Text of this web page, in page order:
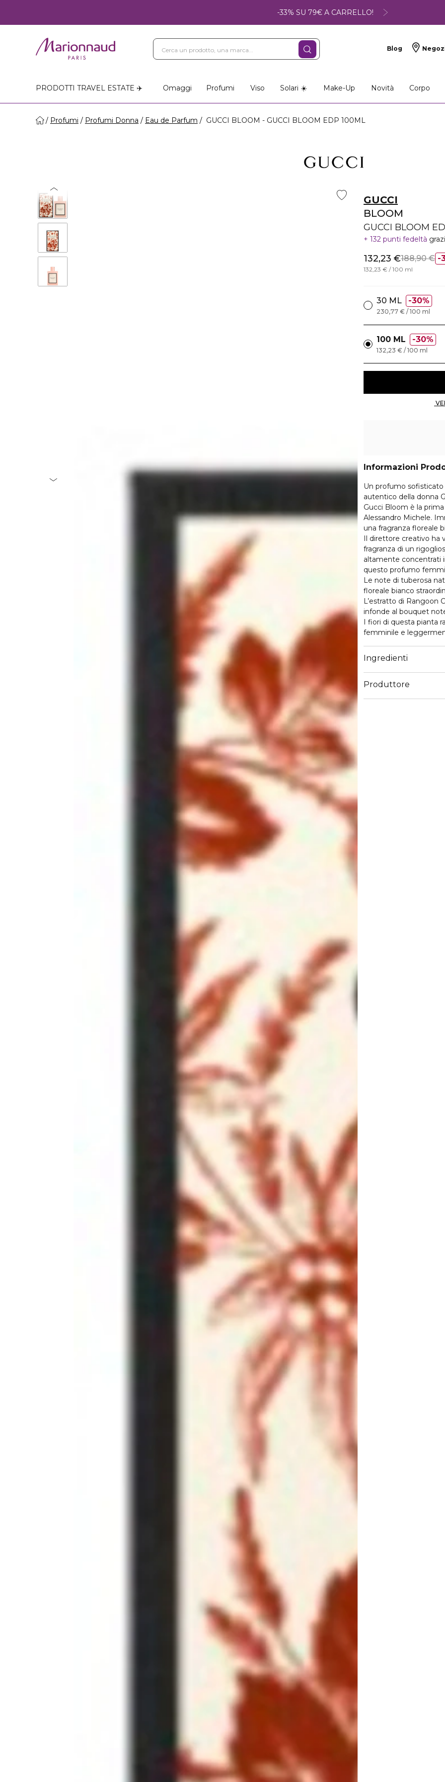
-33% SU 79€ A CARRELLO!
Blog
PRODOTTI TRAVEL ESTATE ✈️
Omaggi Profumi Viso Solari ☀️ Make-Up Novità Corpo
Profumi Profumi Donna Eau de Parfum GUCCI BLOOM - GUCCI BLOOM EDP 100ML
GUCCI
BLOOM
GUCCI BLOOM
132 punti fedeltà
132,23 €188,90 €
132,23 € / 100 ml
30 ML 30%
230,77 € / 100 ml
100 ML 30%
132,23 € / 100 ml
Informazioni
Un profumo
autentico della donna
Gucci Bloom è la
Alessandro Michele.
una fragranza floreale
Il direttore creativo ha
fragranza di un
altamente concentrati
questo profumo
Le note di tuberosa
floreale bianco
L’estratto di Rangoon
infonde al bouquet
I fiori di questa pianta
femminile e
Ingredienti
Produttore